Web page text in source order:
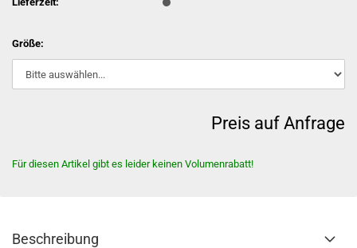
Größe:
Preis auf Anfrage
Für diesen Artikel gibt es leider keinen Volumenrabatt!
Beschreibung